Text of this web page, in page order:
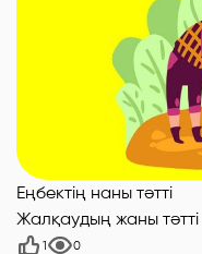
Еңбектің наны тәтті
Жалқаудың жаны тәтті
1 0